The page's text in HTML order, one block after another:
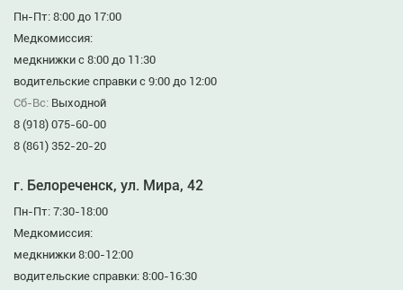
Пн-Пт: 8:00 до 17:00
Медкомиссия:
медкнижки с 8:00 до 11:30
водительские справки с 9:00 до 12:00
Сб-Вс: Выходной
8 (918) 075-60-00
8 (861) 352-20-20
г. Белореченск, ул. Мира, 42
Пн-Пт: 7:30-18:00
Медкомиссия:
медкнижки 8:00-12:00
водительские справки: 8:00-16:30